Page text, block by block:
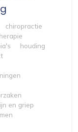
chiropractie
houding
en griep